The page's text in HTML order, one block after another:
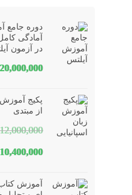
دوره جامع
آمادگی
در آزمون
20,000,000
پکیج آموزش
از مبتدی
12,000,000
قیمت
10,400,000
آموزش